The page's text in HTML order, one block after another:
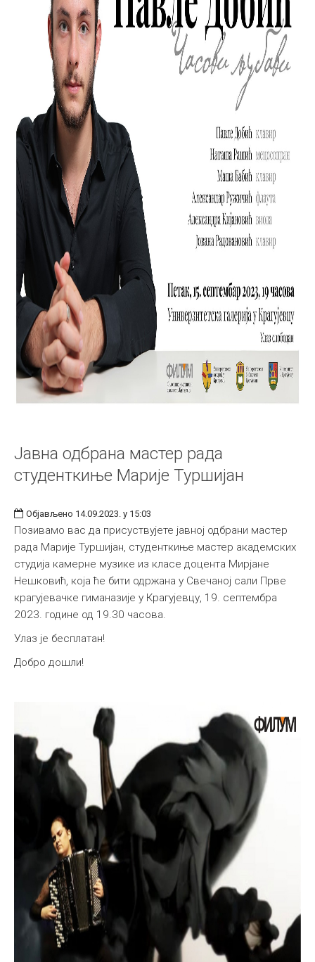
Јавна одбрана мастер рада
студенткиње Марије Туршијан
Објављено 14.09.2023. у 15:03
Позивамо вас да присуствујете јавној одбрани мастер
рада Марије Туршијан, студенткиње мастер академских
студија камерне музике из класе доцента Мирјане
Нешковић, којa ће бити одржанa у Свечаној сали Прве
крагујевачке гиманазије у Крагујевцу, 19. септембра
2023. године од 19.30 часова.
Улаз је бесплатан!
Добро дошли!